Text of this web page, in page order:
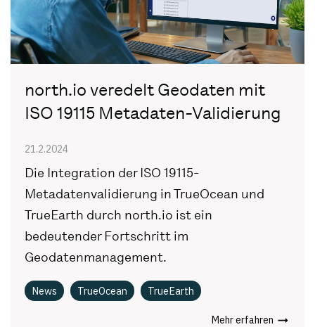
north.io veredelt Geodaten mit
ISO 19115 Metadaten-Validierung
21.2.2024
Die Integration der ISO 19115-
Metadatenvalidierung in TrueOcean und
TrueEarth durch north.io ist ein
bedeutender Fortschritt im
Geodatenmanagement.
News TrueOcean TrueEarth
Mehr erfahren